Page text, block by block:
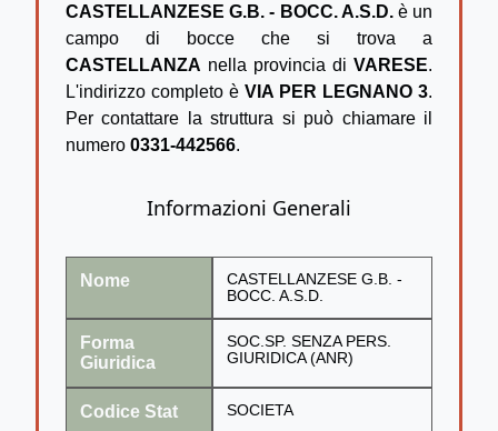
CASTELLANZESE G.B. - BOCC. A.S.D.è un
campo di bocce che si trova a
CASTELLANZA nella provincia di VARESE.
L'indirizzo completo è VIA PER LEGNANO 3.
Per contattare la struttura si può chiamare il
numero 0331-442566.
Informazioni Generali
Nome
CASTELLANZESE G.B. -
BOCC. A.S.D.
Forma
Giuridica
SOC.SP. SENZA PERS.
GIURIDICA (ANR)
Codice Stat SOCIETA